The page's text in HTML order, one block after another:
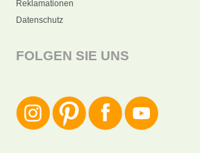
Reklamationen
Datenschutz
FOLGEN SIE UNS